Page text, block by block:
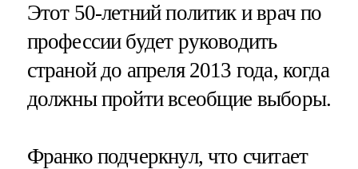
Этот 50-летний политик и врач по
профессии будет руководить
страной до апреля 2013 года, когда
должны пройти всеобщие выборы.
Франко подчеркнул, что считает